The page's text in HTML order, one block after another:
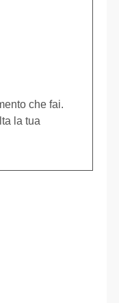
che fai.
la tua